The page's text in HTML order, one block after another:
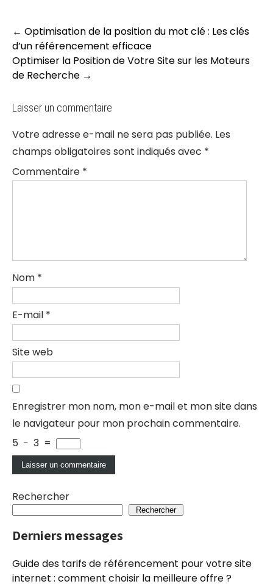
Post
navigation
← Optimisation de la position du mot clé : Les clés
d’un référencement efficace
Optimiser la Position de Votre Site sur les Moteurs
de Recherche →
Laisser un commentaire
Votre adresse e-mail ne sera pas publiée. Les
champs obligatoires sont indiqués avec *
Commentaire *
Nom *
E-mail *
Site web
Enregistrer mon nom, mon e-mail et mon site dans
le navigateur pour mon prochain commentaire.
5 − 3 =
Rechercher
Rechercher
Derniers messages
Guide des tarifs de référencement pour votre site
internet : comment choisir la meilleure offre ?